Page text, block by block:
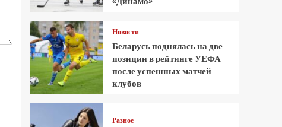
Новости
Беларусь поднялась на две
позиции в рейтинге УЕФА
после успешных матчей
клубов
Разное